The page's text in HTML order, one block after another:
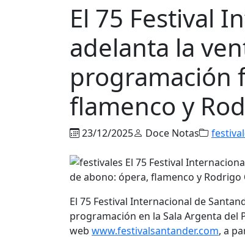
El 75 Festival
adelanta la
programación
flamenco y
23/12/2025 Doce Notas
El 75 Festival Internacional de
programación en la Sala Argenta del
web www.festivalsantander.com, a